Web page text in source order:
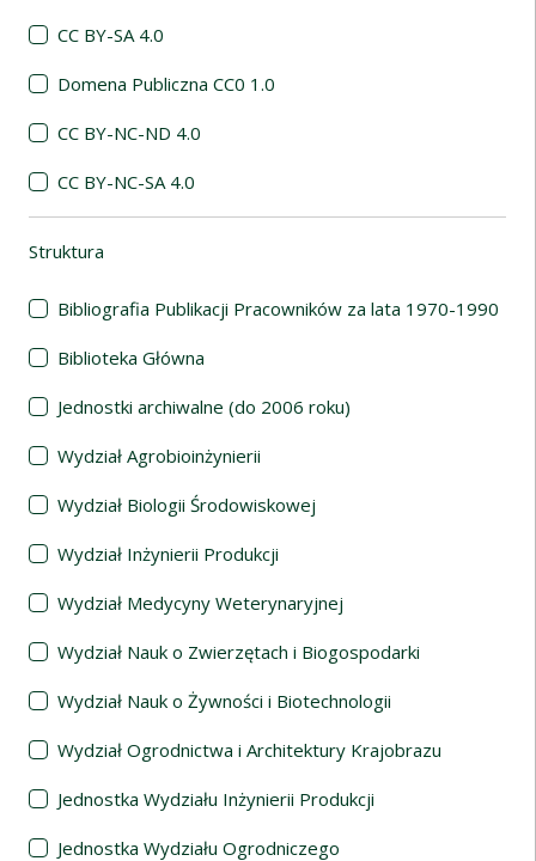
CC BY-SA 4.0
Domena Publiczna CC0 1.0
CC BY-NC-ND 4.0
CC BY-NC-SA 4.0
Struktura
Bibliografia Publikacji Pracowników za lata 1970-1990
Biblioteka Główna
Jednostki archiwalne (do 2006 roku)
Wydział Agrobioinżynierii
Wydział Biologii Środowiskowej
Wydział Inżynierii Produkcji
Wydział Medycyny Weterynaryjnej
Wydział Nauk o Zwierzętach i Biogospodarki
Wydział Nauk o Żywności i Biotechnologii
Wydział Ogrodnictwa i Architektury Krajobrazu
Jednostka Wydziału Inżynierii Produkcji
Jednostka Wydziału Ogrodniczego